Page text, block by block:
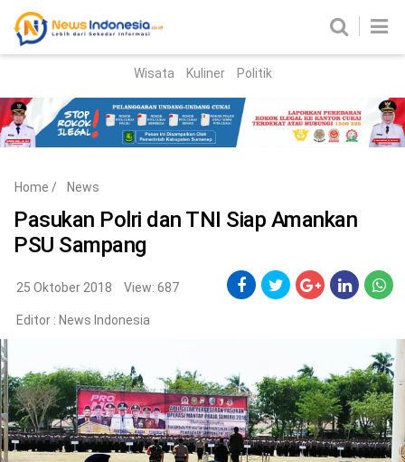
Parlemen
News Madura Regional
Nasional
Peristiwa
Hukum Kriminal
Korupsi
Politik
Gaya Hidup
Wisata Kuliner Politik
Home / News
Pasukan Polri dan TNI Siap Amankan
PSU Sampang
25 Oktober 2018 View: 687
Editor : News Indonesia